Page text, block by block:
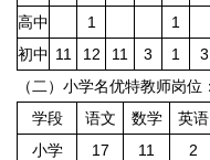
高中
1 1
初中 11 12 11 3 1 3
（二）小学名优特教师岗位
学段
语文 数学 英语
小学
17 11 2